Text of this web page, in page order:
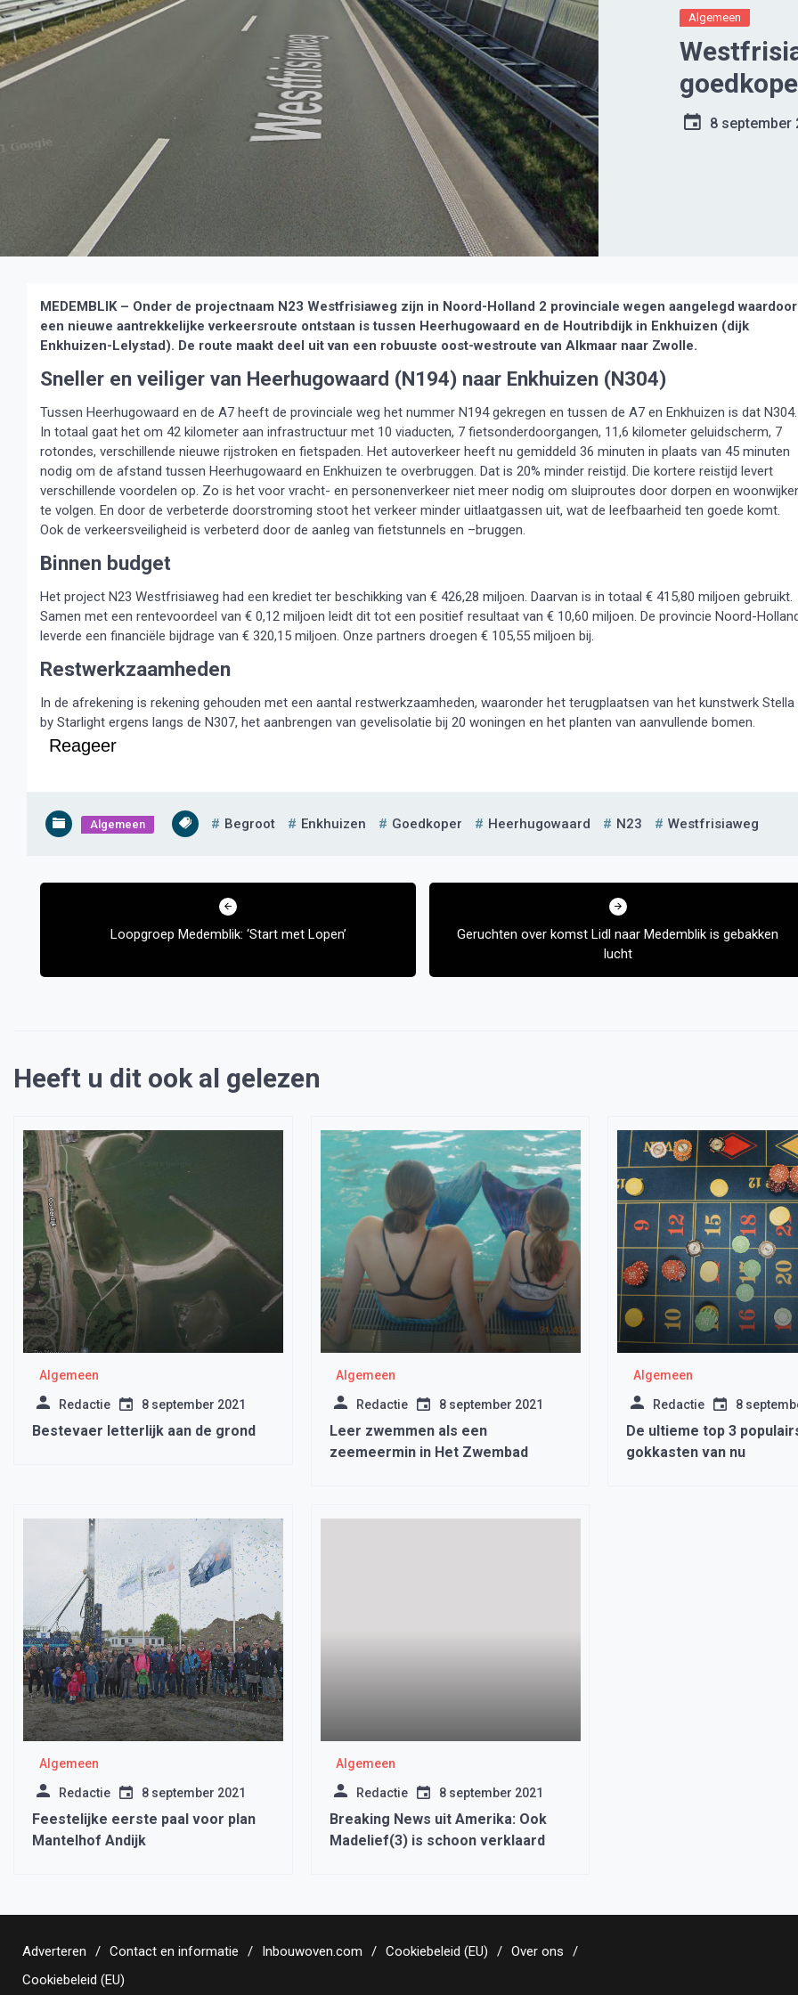
Algemeen
8 september
MEDEMBLIK – Onder de projectnaam N23 Westfrisiaweg zijn in Noord-Holland 2 provinciale wegen aangelegd waardoor
een nieuwe aantrekkelijke verkeersroute ontstaan is tussen Heerhugowaard en de Houtribdijk in Enkhuizen (dijk
Enkhuizen-Lelystad). De route maakt deel uit van een robuuste oost-westroute van Alkmaar naar Zwolle.
Sneller en veiliger van Heerhugowaard (N194) naar Enkhuizen (N304)
Tussen Heerhugowaard en de A7 heeft de provinciale weg het nummer N194 gekregen en tussen de A7 en Enkhuizen is dat N304.
In totaal gaat het om 42 kilometer aan infrastructuur met 10 viaducten, 7 fietsonderdoorgangen, 11,6 kilometer geluidscherm, 7
rotondes, verschillende nieuwe rijstroken en fietspaden. Het autoverkeer heeft nu gemiddeld 36 minuten in plaats van 45 minuten
nodig om de afstand tussen Heerhugowaard en Enkhuizen te overbruggen. Dat is 20% minder reistijd. Die kortere reistijd levert
verschillende voordelen op. Zo is het voor vracht- en personenverkeer niet meer nodig om sluiproutes door dorpen en
te volgen. En door de verbeterde doorstroming stoot het verkeer minder uitlaatgassen uit, wat de leefbaarheid ten goede komt.
Ook de verkeersveiligheid is verbeterd door de aanleg van fietstunnels en –bruggen.
Binnen budget
Het project N23 Westfrisiaweg had een krediet ter beschikking van € 426,28 miljoen. Daarvan is in totaal € 415,80 miljoen gebruikt.
Samen met een rentevoordeel van € 0,12 miljoen leidt dit tot een positief resultaat van € 10,60 miljoen. De provincie Noord-
leverde een financiële bijdrage van € 320,15 miljoen. Onze partners droegen € 105,55 miljoen bij.
Restwerkzaamheden
In de afrekening is rekening gehouden met een aantal restwerkzaamheden, waaronder het terugplaatsen van het kunstwerk Stella
by Starlight ergens langs de N307, het aanbrengen van gevelisolatie bij 20 woningen en het planten van aanvullende bomen.
Reageer
Algemeen Begroot Enkhuizen Goedkoper Heerhugowaard N23 Westfrisiaweg
Bericht
Loopgroep Medemblik: ‘Start met Lopen’
Geruchten over komst Lidl naar Medemblik is gebakken
lucht
Heeft u dit ook al gelezen
Algemeen
Redactie 8 september 2021
Bestevaer letterlijk aan de grond
Algemeen
Redactie 8 september 2021
Leer zwemmen als een
zeemeermin in Het Zwembad
Algemeen
Redactie 8
De ultieme top 3
gokkasten van nu
Algemeen
Redactie 8 september 2021
Feestelijke eerste paal voor plan
Mantelhof Andijk
Algemeen
Redactie 8 september 2021
Breaking News uit Amerika: Ook
Madelief(3) is schoon verklaard
Adverteren Contact en informatie Inbouwoven.com Cookiebeleid (EU)
Over ons
Cookiebeleid (EU)